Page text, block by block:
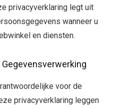
privacyverklaring legt uit
wanneer u
en diensten.
voor de
privacyverklaring leggen